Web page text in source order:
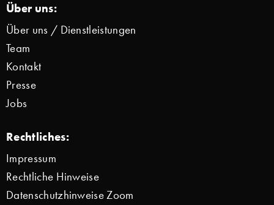
Über uns:
Über uns / Dienstleistungen
Team
Kontakt
Presse
Jobs
Rechtliches:
Impressum
Rechtliche Hinweise
Datenschutzhinweise Zoom